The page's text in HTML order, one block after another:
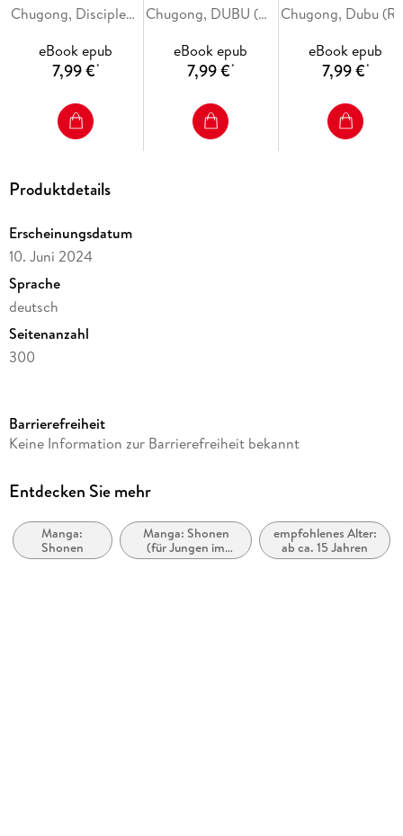
Chugong, Disciples (Redice Studio), H-Goon
eBook epub
7,99 €*
Chugong, DUBU (REDICE STUDIO), h-goon
eBook epub
7,99 €*
eBook epub
7,99 €*
Produktdetails
Erscheinungsdatum
10. Juni 2024
Sprache
deutsch
Seitenanzahl
300
Altersempfehlung
Reihe
Autor/Autorin
Chugong, Dubu (Redice Studio)
Barrierefreiheit
Keine Information zur Barrierefreiheit bekannt
Entdecken Sie mehr
Manga:
Shonen
Manga: Shonen
(für Jungen im
Teenageralter)
empfohlenes Alter:
ab ca. 15 Jahren